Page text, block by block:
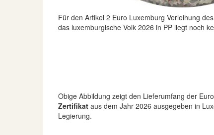
Für den Artikel 2 Euro Luxemburg Verleihung
das luxemburgische Volk 2026 in PP liegt noch
Obige Abbildung zeigt den Lieferumfang der
Zertifikat aus dem Jahr 2026 ausgegeben in
Legierung.